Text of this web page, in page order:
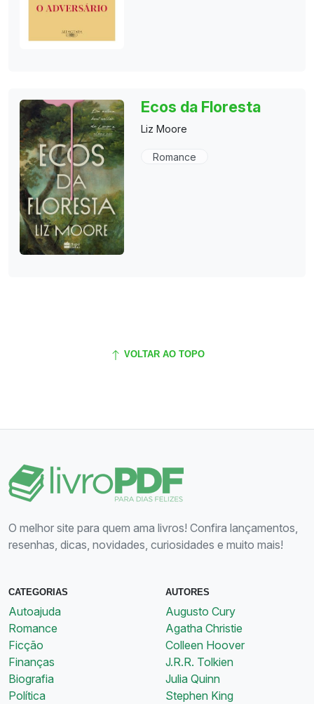
Ecos da Floresta
Liz Moore
Romance
VOLTAR AO TOPO
O melhor site para quem ama livros! Confira lançamentos,
resenhas, dicas, novidades, curiosidades e muito mais!
CATEGORIAS
Autoajuda
Romance
Ficção
Finanças
Biografia
Política
AUTORES
Augusto Cury
Agatha Christie
Colleen Hoover
J.R.R. Tolkien
Julia Quinn
Stephen King